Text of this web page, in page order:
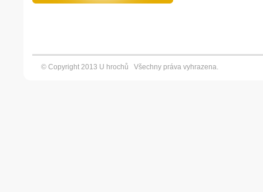
© Copyright 2013 U hrochů Všechny práva vyhrazena.